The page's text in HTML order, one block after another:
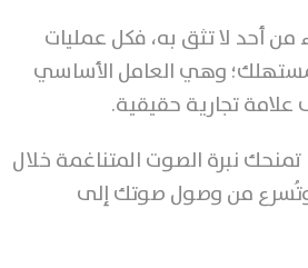
من أحد لا تثق به، فكل عمليات
وهي العامل الأساسي
تجارية حقيقية.
تمنحك نبرة الصوت المتناغمة خلال
وتُسرع من وصول صوتك إلى